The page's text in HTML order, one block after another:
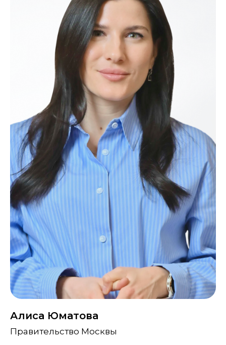
Алиса Юматова
Правительство Москвы